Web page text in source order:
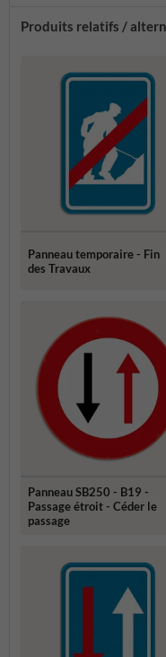
Produits relatifs /
Panneau temporaire - Fin
des Travaux
Panneau SB250 - B19 -
Passage étroit - Céder le
passage